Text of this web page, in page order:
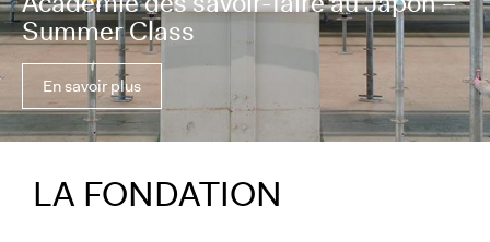
Summer Class
En savoir plus
LA FONDATION